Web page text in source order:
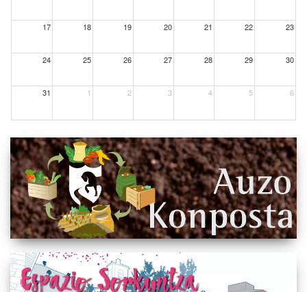
17 18 19 20 21 22 23
24 25 26 27 28 29 30
31 1 2 3 4 5 6